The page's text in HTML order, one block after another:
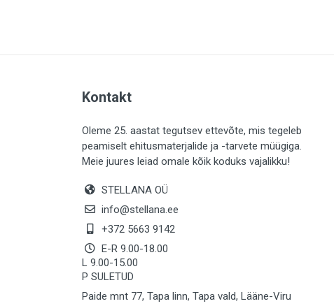
LIISTUD (183)
KIVID (31)
KATTED (132)
MAALRITARBED (1025)
SOOJUSTUS (16)
KEEMIA (220)
TÖÖRIIDED (117)
SAUN (8)
Kontakt
Oleme 25. aastat tegutsev ettevõte, mis tegeleb
peamiselt ehitusmaterjalide ja -tarvete müügiga.
Meie juures leiad omale kõik koduks vajalikku!
STELLANA OÜ
info@stellana.ee
+372 5663 9142
E-R 9.00-18.00
L 9.00-15.00
P SULETUD
Paide mnt 77, Tapa linn, Tapa vald, Lääne-Viru